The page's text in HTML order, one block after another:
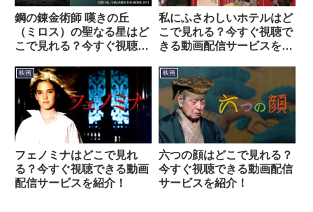
鋼の錬金術師 嘆きの丘
（ミロス）の聖なる星はど
こで見れる？今すぐ視聴で
介！
私にふさわしいホテルはど
こで見れる？今すぐ視聴で
きる動画配信サービスを紹
映画
フェノミナはどこで見れ
る？今すぐ視聴できる動画
配信サービスを紹介！
映画
六つの顔はどこで見れる？
今すぐ視聴できる動画配信
サービスを紹介！